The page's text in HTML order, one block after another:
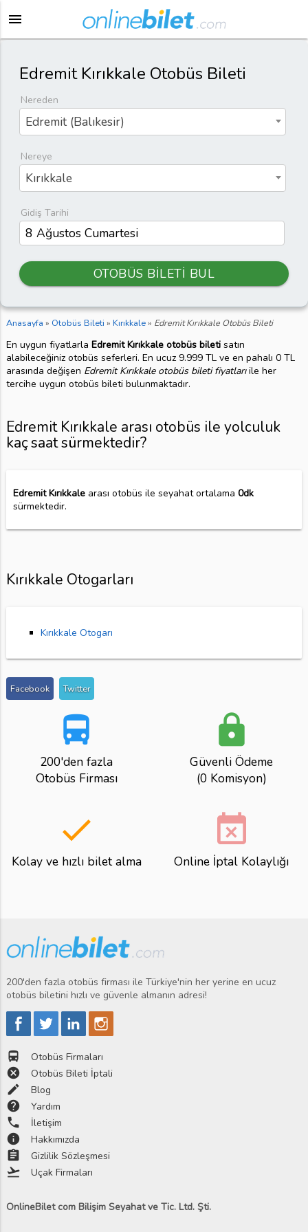
menu
Edremit Kırıkkale Otobüs Bileti
Nereden
Edremit (Balıkesir)
Nereye
Kırıkkale
Gidiş Tarihi
OTOBÜS BİLETİ BUL
Anasayfa » Otobüs Bileti » Kırıkkale» Edremit Kırıkkale Otobüs Bileti
En uygun fiyatlarla Edremit Kırıkkale otobüs biletisatın
alabileceğiniz otobüs seferleri. En ucuz 9.999 TL ve en pahalı 0 TL
arasında değişen Edremit Kırıkkale otobüs bileti fiyatlarıile her
tercihe uygun otobüs bileti bulunmaktadır.
Edremit Kırıkkale arası otobüs ile yolculuk
kaç saat sürmektedir?
Edremit Kırıkkalearası otobüs ile seyahat ortalama 0dk
sürmektedir.
Kırıkkale Otogarları
Kırıkkale Otogarı
Facebook Twitter
directions_bus
200'den fazla
Otobüs Firması
lock
Güvenli Ödeme
(0 Komisyon)
done
Kolay ve hızlı bilet alma
event_busy
Online İptal Kolaylığı
200'den fazla otobüs firması ile Türkiye'nin her yerine en ucuz
otobüs biletini hızlı ve güvenle almanın adresi!
directions_bus Otobüs Firmaları
cancel Otobüs Bileti İptali
edit Blog
help Yardım
phone İletişim
info Hakkımızda
assignment Gizlilik Sözleşmesi
flight_takeoff Uçak Firmaları
OnlineBilet com Bilişim Seyahat ve Tic. Ltd. Şti.